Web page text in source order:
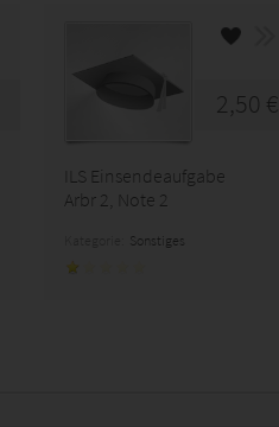
2,50 €
ILS Einsendeaufgabe
Arbr 2, Note 2
Sonstiges